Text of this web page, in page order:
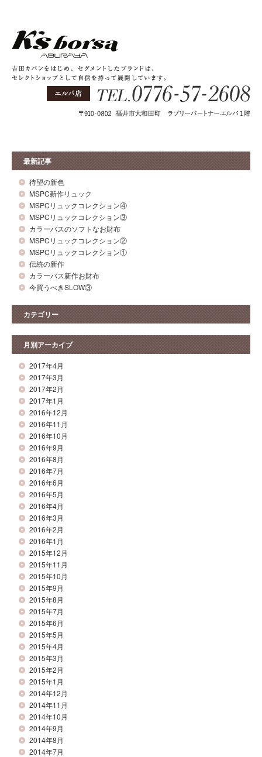
最新記事
待望の新色
MSPC新作リュック
MSPCリュックコレクション④
MSPCリュックコレクション③
カラーバスのソフトなお財布
MSPCリュックコレクション②
MSPCリュックコレクション①
伝統の新作
カラーバス新作お財布
今買うべきSLOW③
カテゴリー
月別アーカイブ
2017年4月
2017年3月
2017年2月
2017年1月
2016年12月
2016年11月
2016年10月
2016年9月
2016年8月
2016年7月
2016年6月
2016年5月
2016年4月
2016年3月
2016年2月
2016年1月
2015年12月
2015年11月
2015年10月
2015年9月
2015年8月
2015年7月
2015年6月
2015年5月
2015年4月
2015年3月
2015年2月
2015年1月
2014年12月
2014年11月
2014年10月
2014年9月
2014年8月
2014年7月